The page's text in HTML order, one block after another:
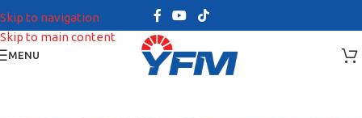
Skip to navigation
Skip to main content
MENU